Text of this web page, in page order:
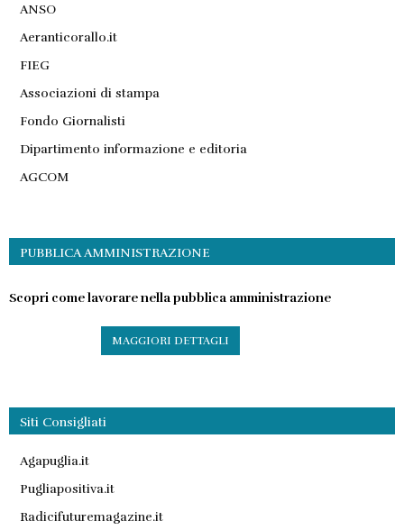
ANSO
Aeranticorallo.it
FIEG
Associazioni di stampa
Fondo Giornalisti
Dipartimento informazione e editoria
AGCOM
PUBBLICA AMMINISTRAZIONE
Scopri come lavorare nella pubblica amministrazione
MAGGIORI DETTAGLI
Siti Consigliati
Agapuglia.it
Pugliapositiva.it
Radicifuturemagazine.it